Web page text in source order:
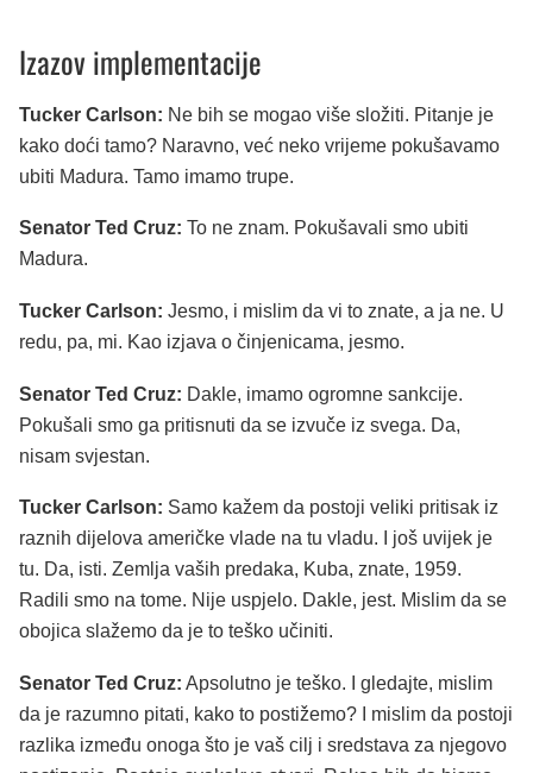
Izazov implementacije
Tucker Carlson: Ne bih se mogao više složiti. Pitanje je
kako doći tamo? Naravno, već neko vrijeme pokušavamo
ubiti Madura. Tamo imamo trupe.
Senator Ted Cruz: To ne znam. Pokušavali smo ubiti
Madura.
Tucker Carlson: Jesmo, i mislim da vi to znate, a ja ne. U
redu, pa, mi. Kao izjava o činjenicama, jesmo.
Senator Ted Cruz: Dakle, imamo ogromne sankcije.
Pokušali smo ga pritisnuti da se izvuče iz svega. Da,
nisam svjestan.
Tucker Carlson: Samo kažem da postoji veliki pritisak iz
raznih dijelova američke vlade na tu vladu. I još uvijek je
tu. Da, isti. Zemlja vaših predaka, Kuba, znate, 1959.
Radili smo na tome. Nije uspjelo. Dakle, jest. Mislim da se
obojica slažemo da je to teško učiniti.
Senator Ted Cruz: Apsolutno je teško. I gledajte, mislim
da je razumno pitati, kako to postižemo? I mislim da postoji
razlika između onoga što je vaš cilj i sredstava za njegovo